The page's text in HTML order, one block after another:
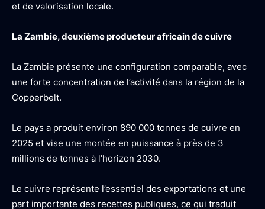
et de valorisation locale.
La Zambie, deuxième producteur africain de cuivre
La Zambie présente une configuration comparable, avec
une forte concentration de l’activité dans la région de la
Copperbelt.
Le pays a produit environ 890 000 tonnes de cuivre en
2025 et vise une montée en puissance à près de 3
millions de tonnes à l’horizon 2030.
Le cuivre représente l’essentiel des exportations et une
part importante des recettes publiques, ce qui traduit